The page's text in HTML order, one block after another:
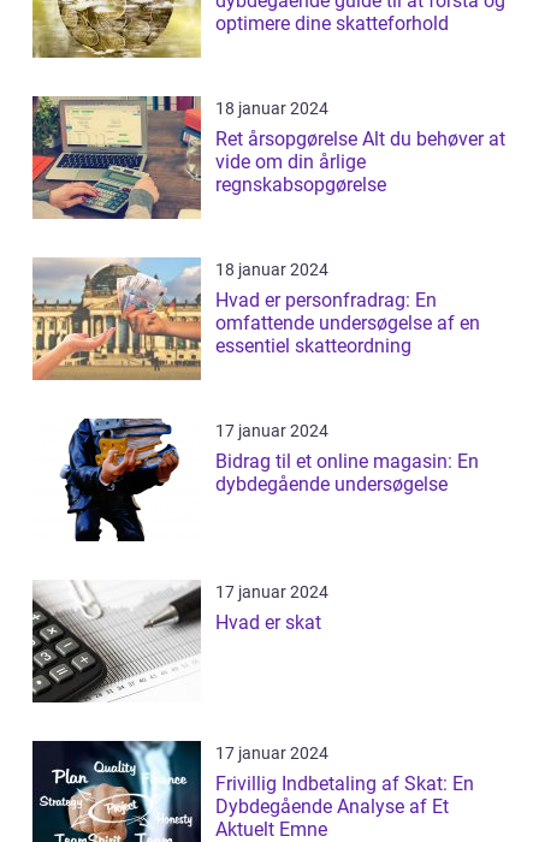
optimere dine skatteforhold
18 januar 2024
Ret årsopgørelse Alt du behøver at
vide om din årlige
regnskabsopgørelse
18 januar 2024
Hvad er personfradrag: En
omfattende undersøgelse af en
essentiel skatteordning
17 januar 2024
Bidrag til et online magasin: En
dybdegående undersøgelse
17 januar 2024
Hvad er skat
17 januar 2024
Frivillig Indbetaling af Skat: En
Dybdegående Analyse af Et
Aktuelt Emne